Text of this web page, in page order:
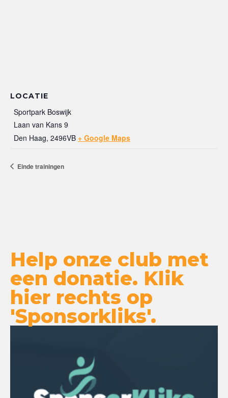
LOCATIE
Sportpark Boswijk
Laan van Kans 9
Den Haag, 2496VB + Google Maps
Einde trainingen
Help onze club met
een donatie. Klik
hier rechts op
'Sponsorkliks'.